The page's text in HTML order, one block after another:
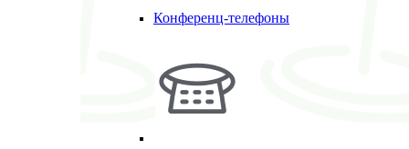
Конференц-телефоны